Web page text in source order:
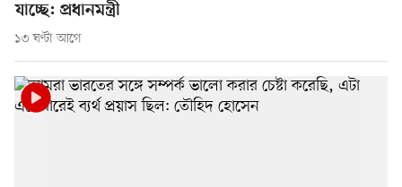
যাচ্ছে: প্রধানমন্ত্রী
১৩ ঘণ্টা আগে